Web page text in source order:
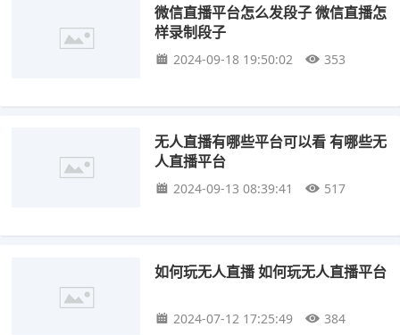
微信直播平台怎么发段子 微信直播怎
样录制段子
2024-09-18 19:50:02 353
无人直播有哪些平台可以看 有哪些无
人直播平台
2024-09-13 08:39:41 517
如何玩无人直播 如何玩无人直播平台
2024-07-12 17:25:49 384